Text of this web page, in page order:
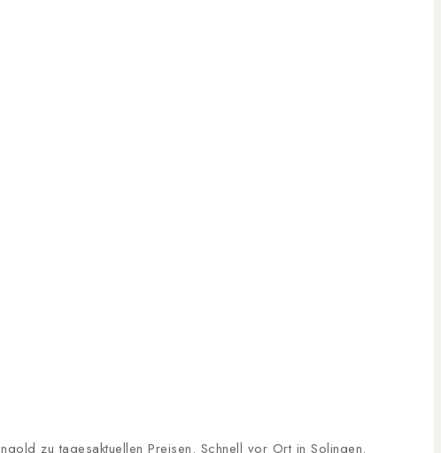
zu tagesaktuellen Preisen. Schnell vor Ort in Solingen.